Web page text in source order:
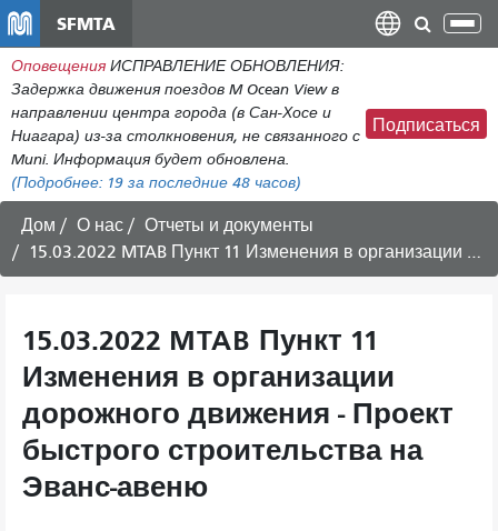
общему
содержанию
SFMTA
Оповещения ИСПРАВЛЕНИЕ ОБНОВЛЕНИЯ:
Задержка движения поездов M Ocean View в
направлении центра города (в Сан-Хосе и
Ниагара) из-за столкновения, не связанного с
Muni. Информация будет обновлена.
(Подробнее: 19 за последние 48 часов)
Подписаться
Дом О нас
Отчеты и документы
15.03.2022 MTAB Пункт 11 Изменения в организации дорожного движения - Проект быстрого строительства на Эванс-авеню
15.03.2022 MTAB Пункт 11
Изменения в организации
дорожного движения - Проект
быстрого строительства на
Эванс-авеню